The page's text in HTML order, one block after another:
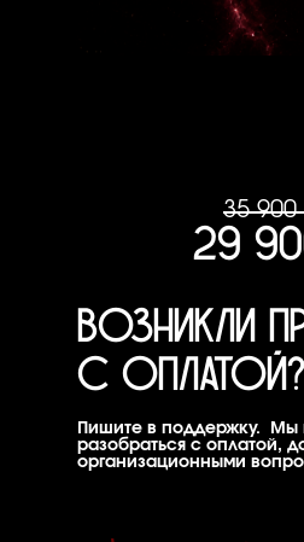
29
35 900
ВОЗНИКЛИ
С ОПЛАТОЙ?
Пишите в поддержку. Мы
разобраться с оплатой,
организационными